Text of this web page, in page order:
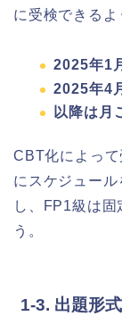
に受検できるよ
2025年1
2025年4
以降は月
CBT化によっ
にスケジュー
し、FP1級は固
う。
1-3. 出題形